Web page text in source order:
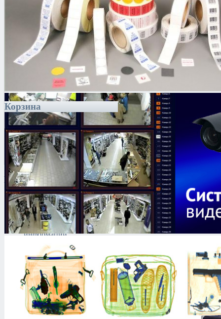
Корзина
Каталог
Антитеррористическое
оборудование
Поиск и выявление
каналов утечки
информации
Технические средства
защиты информации
Тепловизоры
Криминалистическая
техника
Поисково-досмотровое
оборудование
Средства
документирования и